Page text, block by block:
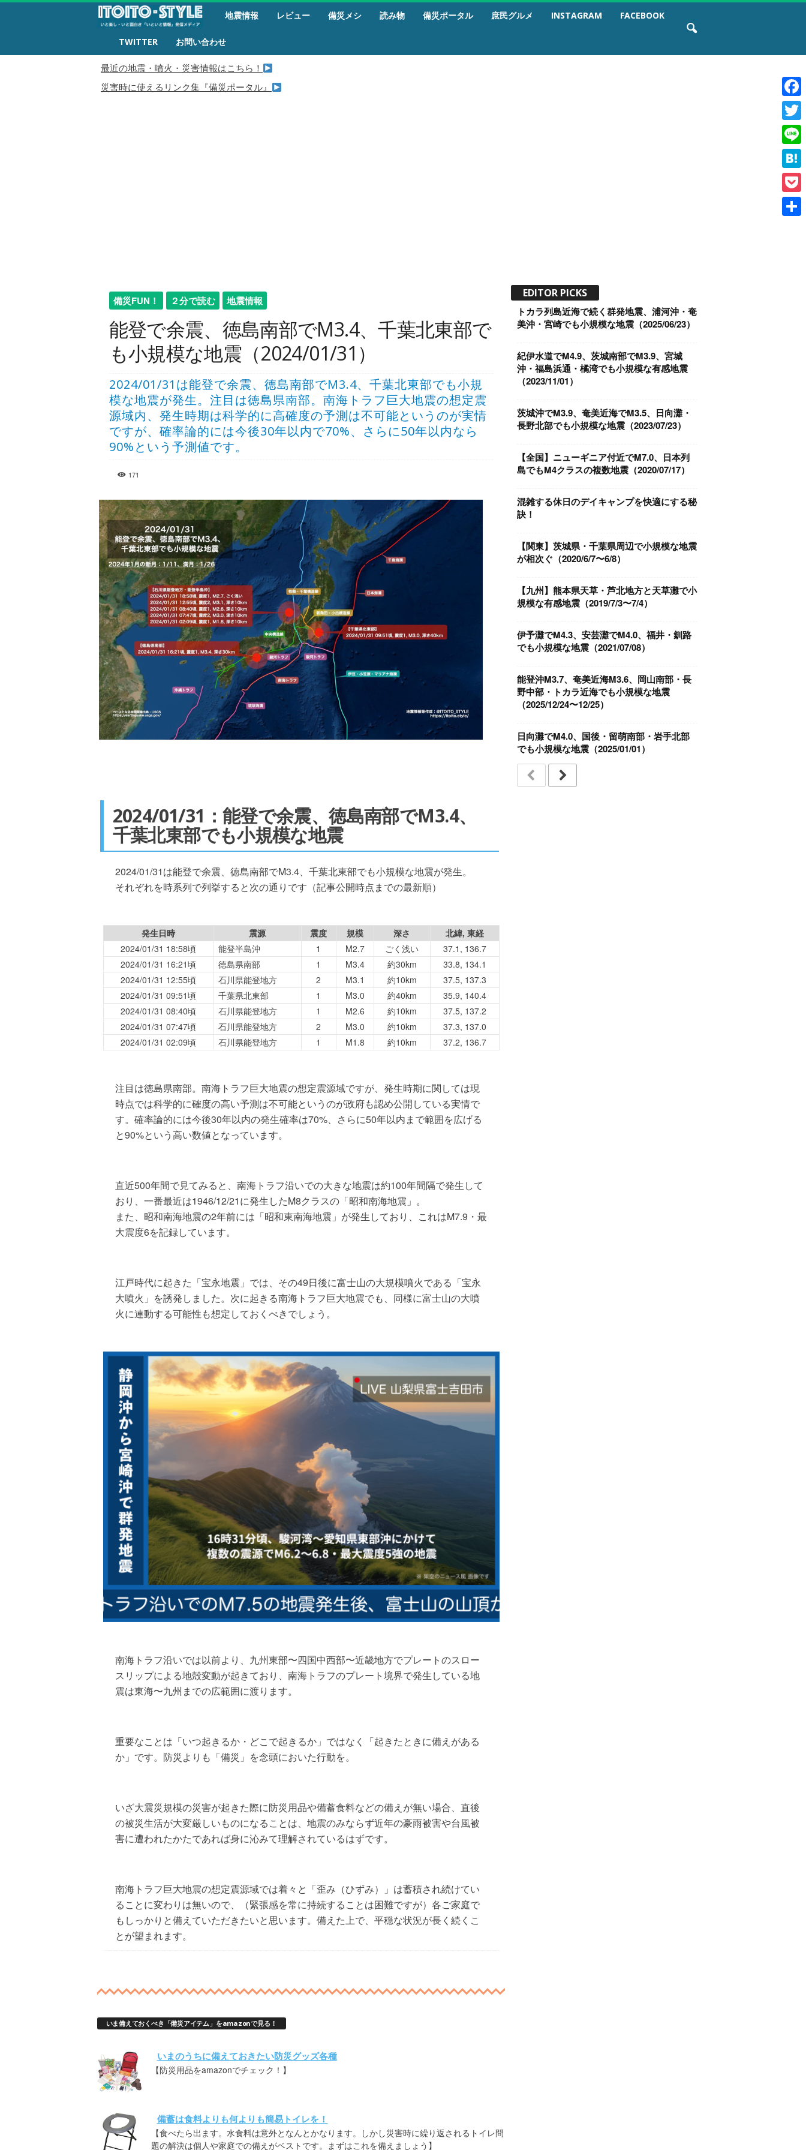
活
地震情報 レビュー 備災メシ 読み物 備災ポータル 庶民グルメ INSTAGRAM FACEBOOK
TWITTER お問い合わせ
最近の地震・噴火・災害情報はこちら！
災害時に使えるリンク集『備災ポータル』
備災FUN！ ２分で読む 地震情報
能登で余震、徳島南部でM3.4、千葉北東部で
も小規模な地震（2024/01/31）
2024/01/31は能登で余震、徳島南部でM3.4、千葉北東部でも小規
模な地震が発生。注目は徳島県南部。南海トラフ巨大地震の想定震
源域内、発生時期は科学的に高確度の予測は不可能というのが実情
ですが、確率論的には今後30年以内で70%、さらに50年以内なら
90%という予測値です。
171
2024/01/31：能登で余震、徳島南部でM3.4、
千葉北東部でも小規模な地震
2024/01/31は能登で余震、徳島南部でM3.4、千葉北東部でも小規模な地震が発生。
それぞれを時系列で列挙すると次の通りです（記事公開時点までの最新順）
発生日時 震源 震度 規模 深さ
北緯, 東経
2024/01/31 18:58頃
能登半島沖 1 M2.7 ごく浅い
37.1, 136.7
2024/01/31 16:21頃
徳島県南部 1 M3.4 約30km
33.8, 134.1
2024/01/31 12:55頃
石川県能登地方 2 M3.1 約10km
37.5, 137.3
2024/01/31 09:51頃
千葉県北東部 1 M3.0 約40km
35.9, 140.4
2024/01/31 08:40頃
石川県能登地方 1 M2.6 約10km
37.5, 137.2
2024/01/31 07:47頃
石川県能登地方 2 M3.0 約10km
37.3, 137.0
2024/01/31 02:09頃
石川県能登地方 1 M1.8 約10km 37.2, 136.7
注目は徳島県南部。南海トラフ巨大地震の想定震源域ですが、発生時期に関しては現
時点では科学的に確度の高い予測は不可能というのが政府も認め公開している実情で
す。確率論的には今後30年以内の発生確率は70%、さらに50年以内まで範囲を広げる
と90%という高い数値となっています。
直近500年間で見てみると、南海トラフ沿いでの大きな地震は約100年間隔で発生して
おり、一番最近は1946/12/21に発生したM8クラスの「昭和南海地震」。
また、昭和南海地震の2年前には「昭和東南海地震」が発生しており、これはM7.9・最
大震度6を記録しています。
江戸時代に起きた「宝永地震」では、その49日後に富士山の大規模噴火である「宝永
大噴火」を誘発しました。次に起きる南海トラフ巨大地震でも、同様に富士山の大噴
火に連動する可能性も想定しておくべきでしょう。
南海トラフ沿いでは以前より、九州東部〜四国中西部〜近畿地方でプレートのスロー
スリップによる地殻変動が起きており、南海トラフのプレート境界で発生している地
震は東海〜九州までの広範囲に渡ります。
重要なことは「いつ起きるか・どこで起きるか」ではなく「起きたときに備えがある
か」です。防災よりも「備災」を念頭においた行動を。
いざ大震災規模の災害が起きた際に防災用品や備蓄食料などの備えが無い場合、直後
の被災生活が大変厳しいものになることは、地震のみならず近年の豪雨被害や台風被
害に遭われたかたであれば身に沁みて理解されているはずです。
南海トラフ巨大地震の想定震源域では着々と「歪み（ひずみ）」は蓄積され続けてい
ることに変わりは無いので、（緊張感を常に持続することは困難ですが）各ご家庭で
もしっかりと備えていただきたいと思います。備えた上で、平穏な状況が長く続くこ
とが望まれます。
いま備えておくべき「備災アイテム」をamazonで見る！
いまのうちに備えておきたい防災グッズ各種
【防災用品をamazonでチェック！】
備蓄は食料よりも何よりも簡易トイレを！
【食べたら出ます。水食料は意外となんとかなります。しかし災害時に繰り返されるトイレ問
題の解決は個人や家庭での備えがベストです。まずはこれを備えましょう】
EDITOR PICKS
トカラ列島近海で続く群発地震、浦河沖・奄
美沖・宮崎でも小規模な地震（2025/06/23）
紀伊水道でM4.9、茨城南部でM3.9、宮城
沖・福島浜通・橘湾でも小規模な有感地震
（2023/11/01）
茨城沖でM3.9、奄美近海でM3.5、日向灘・
長野北部でも小規模な地震（2023/07/23）
【全国】ニューギニア付近でM7.0、日本列
島でもM4クラスの複数地震（2020/07/17）
混雑する休日のデイキャンプを快適にする秘
訣！
【関東】茨城県・千葉県周辺で小規模な地震
が相次ぐ（2020/6/7〜6/8）
【九州】熊本県天草・芦北地方と天草灘で小
規模な有感地震（2019/7/3〜7/4）
伊予灘でM4.3、安芸灘でM4.0、福井・釧路
でも小規模な地震（2021/07/08）
能登沖M3.7、奄美近海M3.6、岡山南部・長
野中部・トカラ近海でも小規模な地震
（2025/12/24〜12/25）
日向灘でM4.0、国後・留萌南部・岩手北部
でも小規模な地震（2025/01/01）
F
a
c
e
b
o
o
k
T
w
i
t
t
e
r
L
n
e
H
a
t
e
P